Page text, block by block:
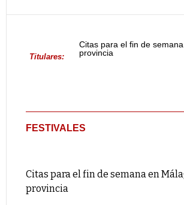
Titulares:
Citas para el fin de
provincia
FESTIVALES
Citas para el fin de semana en
provincia